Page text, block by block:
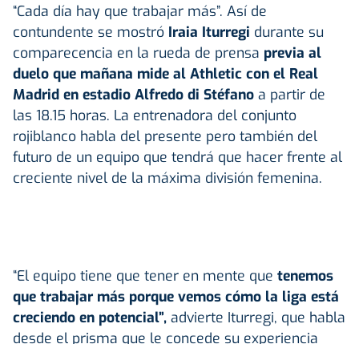
“Cada día hay que trabajar más”. Así de
contundente se mostró Iraia Iturregi durante su
comparecencia en la rueda de prensa previa al
duelo que mañana mide al Athletic con el Real
Madrid en estadio Alfredo di Stéfano a partir de
las 18.15 horas. La entrenadora del conjunto
rojiblanco habla del presente pero también del
futuro de un equipo que tendrá que hacer frente al
creciente nivel de la máxima división femenina.
“El equipo tiene que tener en mente que tenemos
que trabajar más porque vemos cómo la liga está
creciendo en potencial”, advierte Iturregi, que habla
desde el prisma que le concede su experiencia